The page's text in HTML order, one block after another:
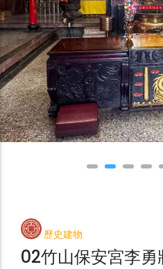
歷史建物
02竹山保安宮李勇